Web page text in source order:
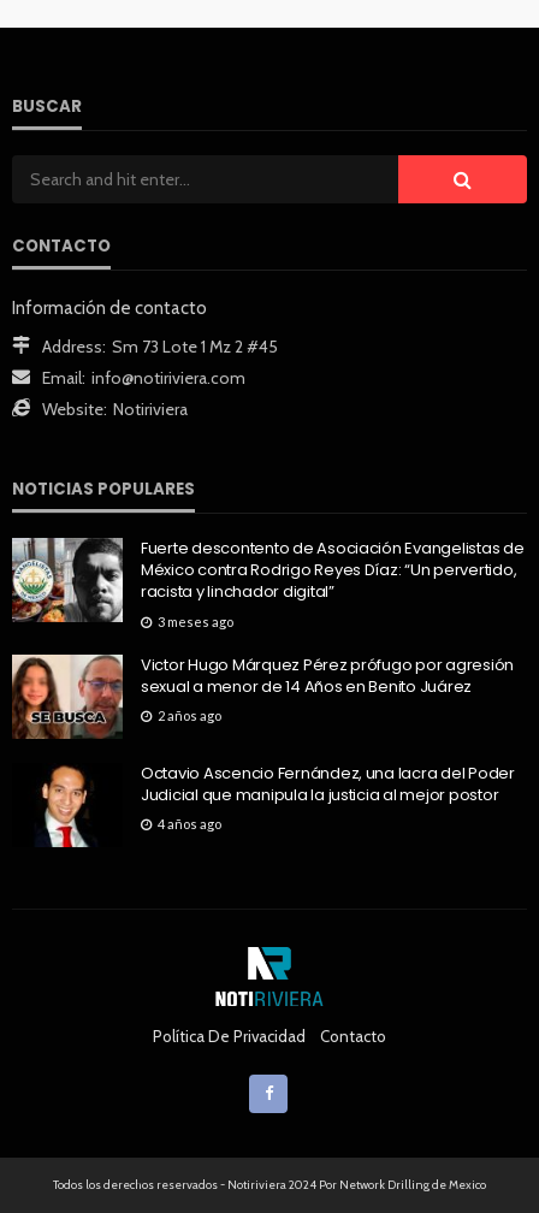
BUSCAR
CONTACTO
Información de contacto
Address: Sm 73 Lote 1 Mz 2 #45
Email: info@notiriviera.com
Website: Notiriviera
NOTICIAS POPULARES
Fuerte descontento de Asociación Evangelistas de
México contra Rodrigo Reyes Díaz: “Un pervertido,
racista y linchador digital”
3 meses ago
Victor Hugo Márquez Pérez prófugo por agresión
sexual a menor de 14 Años en Benito Juárez
2 años ago
Octavio Ascencio Fernández, una lacra del Poder
Judicial que manipula la justicia al mejor postor
4 años ago
Política De Privacidad Contacto
Todos los derechos reservados - Notiriviera 2024 Por Network Drilling de Mexico